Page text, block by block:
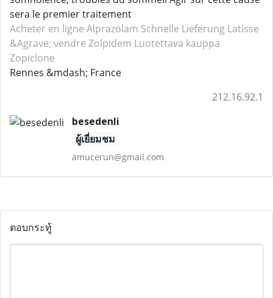
sera le premier traitement
Acheter en ligne Alprazolam Schnelle Lieferung Latisse
&Agrave; vendre Zolpidem Luotettava kauppa
Zopiclone
Rennes &mdash; France
212.16.92.1
besedenli
ผู้เยี่ยมชม
amucerun@gmail.com
ตอบกระทู้